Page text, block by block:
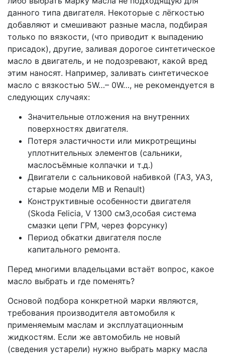
данного типа двигателя. Некоторые с лёгкостью
добавляют и смешивают разные масла, подбирая
только по вязкости, (что приводит к выпадению
присадок), другие, заливая дорогое синтетическое
масло в двигатель, и не подозревают, какой вред
этим наносят. Например, заливать синтетическое
масло c вязкостью 5W…– 0W…, не рекомендуется в
следующих случаях:
Значительные отложения на внутренних
поверхностях двигателя.
Потеря эластичности или микротрещины
уплотнительных элементов (сальники,
маслосъёмные колпачки и т.д.)
Двигатели с сальниковой набивкой (ГАЗ, УАЗ,
старые модели МВ и Renault)
Конструктивные особенности двигателя
(Skoda Felicia, V 1300 см3,особая система
смазки цепи ГРМ, через форсунку)
Период обкатки двигателя после
капитального ремонта.
Перед многими владельцами встаёт вопрос, какое
масло выбрать и где поменять?
Основой подбора конкретной марки являются,
требования производителя автомобиля к
применяемым маслам и эксплуатационным
жидкостям. Если же автомобиль не новый
(сведения устарели) нужно выбрать марку масла